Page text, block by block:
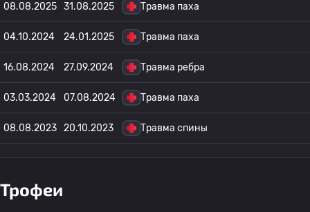
08.08.2025 31.08.2025 Травма паха
04.10.2024 24.01.2025 Травма паха
16.08.2024 27.09.2024 Травма ребра
03.03.2024 07.08.2024 Травма паха
08.08.2023 20.10.2023 Травма спины
Трофеи